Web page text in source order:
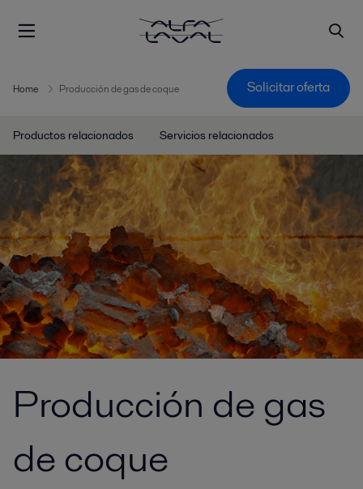
Home Producción de gas de coque Solicitar oferta
Productos relacionados Servicios relacionados
Producción de gas
de coque